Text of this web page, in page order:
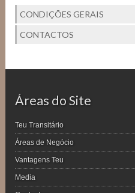
CONDIÇÕES GERAIS
CONTACTOS
Áreas do Site
Teu Transitário
Áreas de Negócio
Vantagens Teu
Media